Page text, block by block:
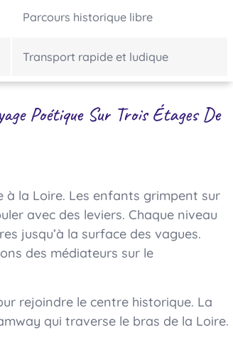
Parcours historique libre
Transport rapide et ludique
Poétique Sur Trois Étages De
à la Loire. Les enfants grimpent sur
avec des leviers. Chaque niveau
jusqu’à la surface des vagues.
des médiateurs sur le
rejoindre le centre historique. La
qui traverse le bras de la Loire.